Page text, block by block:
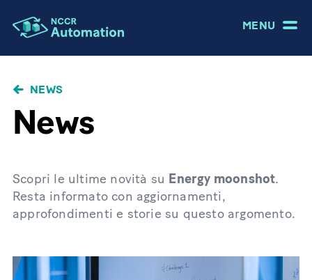
MENU
NEWS
News
Scopri le ultime novità su Energy moonshot.
Resta informato con aggiornamenti,
approfondimenti e storie su questo argomento.